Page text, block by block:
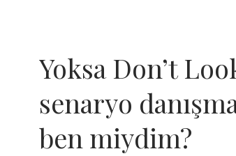
Yoksa Don’t
senaryo
ben miydim?